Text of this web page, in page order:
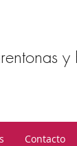
y
Contacto